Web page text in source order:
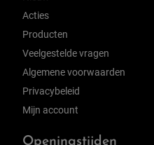
Acties
Producten
Veelgestelde vragen
Algemene voorwaarden
Privacybeleid
Mijn account
Openingstijden